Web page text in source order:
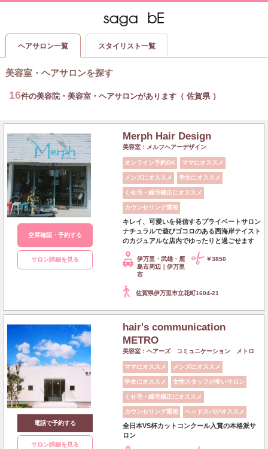
ヘアサロン一覧 スタイリスト一覧
美容室・ヘアサロンを探す
16件の美容院・美容室・ヘアサロンがあります（ 佐賀県 ）
空席確認・予約する
サロン詳細を見る
Merph Hair Design
美容室：メルフヘアーデザイン
オンライン予約OK ママにオススメ
メンズにオススメ 学生にオススメ
くせ毛・縮毛矯正にオススメ
カウンセリング重視
キレイ、可愛いを発信するプライベートサロン
ナチュラルで遊びゴコロのある西海岸テイスト
のカジュアルな店内でゆったりと過ごせます
伊万里・武雄・鹿
島市周辺｜伊万里
市
￥3850
佐賀県伊万里市立花町1604-21
電話で予約する
サロン詳細を見る
hair's communication
METRO
美容室：ヘアーズ コミュニケーション メトロ
ママにオススメ メンズにオススメ
学生にオススメ 女性スタッフが多いサロン
くせ毛・縮毛矯正にオススメ
カウンセリング重視 ヘッドスパがオススメ
全日本VS杯カットコンクール入賞の本格派サ
ロン